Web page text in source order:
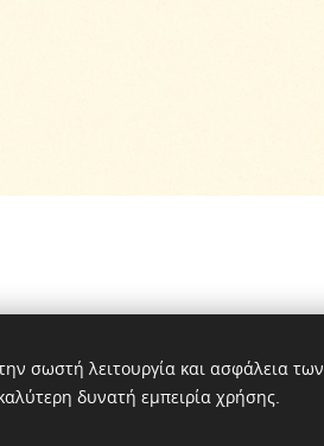
σωστή λειτουργία και ασφάλεια των
δυνατή εμπειρία χρήσης.